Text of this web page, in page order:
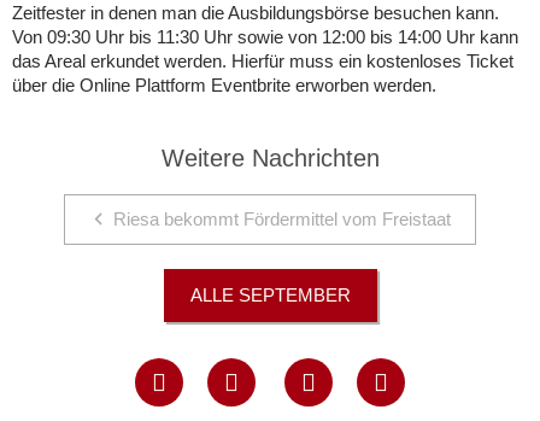
Zeitfester in denen man die Ausbildungsbörse besuchen kann.
Von 09:30 Uhr bis 11:30 Uhr sowie von 12:00 bis 14:00 Uhr kann
das Areal erkundet werden. Hierfür muss ein kostenloses Ticket
über die Online Plattform Eventbrite erworben werden.
Weitere Nachrichten
Riesa bekommt Fördermittel vom Freistaat
ALLE SEPTEMBER